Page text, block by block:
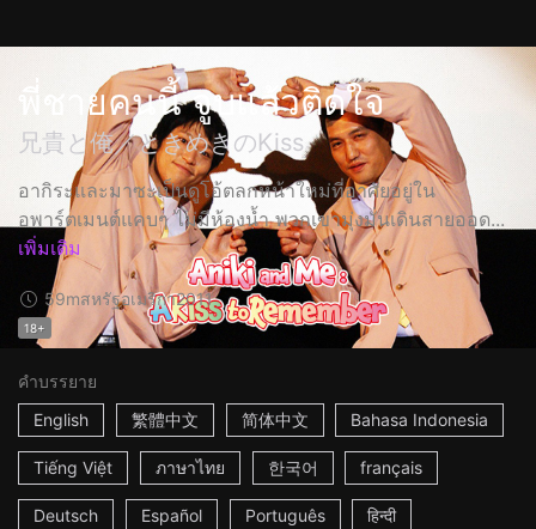
พี่ชายคนนี้ จูบแล้วติดใจ
兄貴と俺／ときめきのKiss
อากิระและมาซะเป็นดูโอ้ตลกหน้าใหม่ที่อาศัยอยู่ใน
อพาร์ตเมนต์แคบๆ ไม่มีห้องน้ำ พวกเขามุ่งมั่นเดินสายออด...
เพิ่มเติม
59mสหรัฐอเมริกา2011
18+
คำบรรยาย
English
繁體中文 简体中文 Bahasa Indonesia
Tiếng Việt ภาษาไทย 한국어 français
Deutsch Español Português हिन्दी